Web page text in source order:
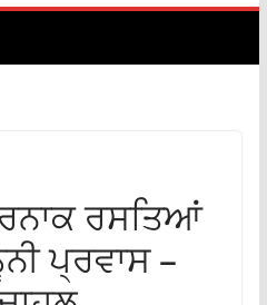
ਰਸਤਿਆਂ
ਪ੍ਰਵਾਸ –